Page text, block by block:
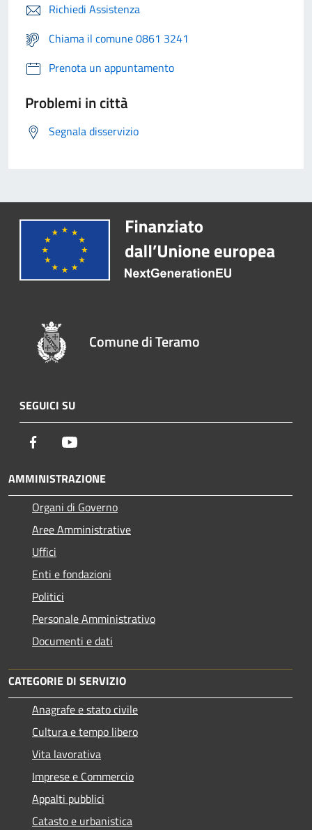
Richiedi Assistenza
Chiama il comune 0861 3241
Prenota un appuntamento
Problemi in città
Segnala disservizio
Comune di Teramo
SEGUICI SU
Facebook
AMMINISTRAZIONE
Organi di Governo
Aree Amministrative
Uffici
Enti e fondazioni
Politici
Personale Amministrativo
Documenti e dati
CATEGORIE DI SERVIZIO
Anagrafe e stato civile
Cultura e tempo libero
Vita lavorativa
Imprese e Commercio
Appalti pubblici
Catasto e urbanistica